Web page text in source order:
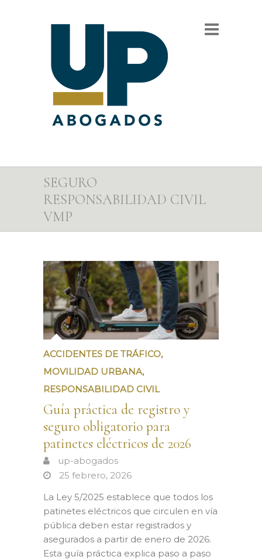
SEGURO
RESPONSABILIDAD CIVIL
VMP
ACCIDENTES DE TRÁFICO,
MOVILIDAD URBANA,
RESPONSABILIDAD CIVIL
Guía práctica de registro y
seguro obligatorio para
patinetes eléctricos de 2026
up-abogados
25 febrero, 2026
La Ley 5/2025 establece que todos los
patinetes eléctricos que circulen en vía
pública deben estar registrados y
asegurados a partir de enero de 2026.
Esta guía práctica explica paso a paso